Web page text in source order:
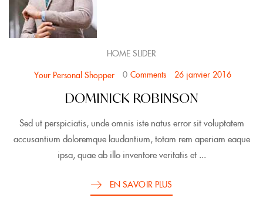
HOME SLIDER
Your Personal Shopper
0 Comments 26 janvier 2016
DOMINICK ROBINSON
Sed ut perspiciatis, unde omnis iste natus error sit voluptatem
accusantium doloremque laudantium, totam rem aperiam eaque
ipsa, quae ab illo inventore veritatis et ...
EN SAVOIR PLUS